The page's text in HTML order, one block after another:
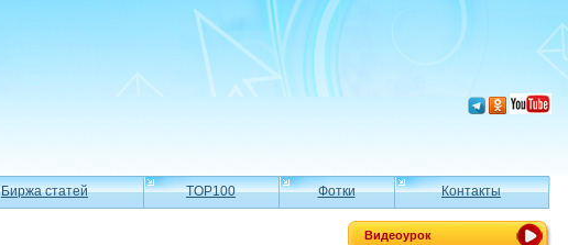
Биржа статей TOP100 Фотки Контакты
Видеоурок